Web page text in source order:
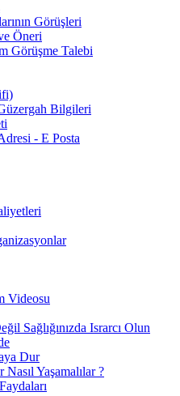
Görüşleri
Öneri
Görüşme Talebi
Bilgileri
- E Posta
Videosu
Sağlığınızda Israrcı Olun
Dur
Nasıl Yaşamalılar ?